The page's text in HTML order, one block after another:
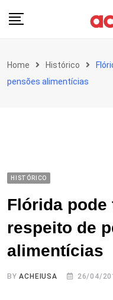
Home Histórico
pensões alimentícias
HISTÓRICO
Flórida
respeito de
alimentícias
BYACHEIUSA 26/04/